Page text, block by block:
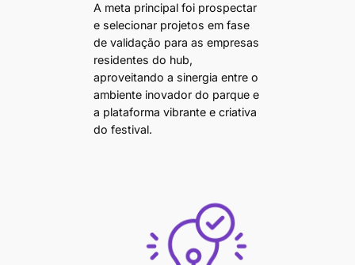
A meta principal foi prospectar
e selecionar projetos em fase
de validação para as empresas
residentes do hub,
aproveitando a sinergia entre o
ambiente inovador do parque e
a plataforma vibrante e criativa
do festival.